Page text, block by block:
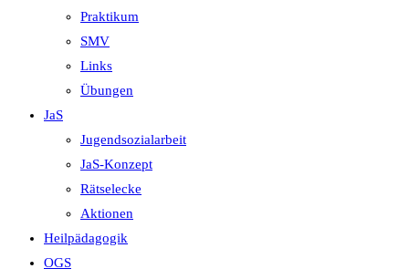
Praktikum
SMV
Links
Übungen
JaS
Jugendsozialarbeit
JaS-Konzept
Rätselecke
Aktionen
Heilpädagogik
OGS